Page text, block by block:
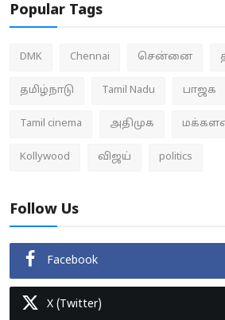
Popular Tags
DMK Chennai சென்னை
தமிழ்நாடு Tamil Nadu பாஜக
Tamil cinema அதிமுக
Kollywood விஜய் politics
Follow Us
Facebook
X (Twitter)